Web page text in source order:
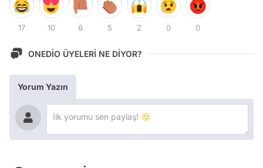
17 10 6 5 2 0 0
ONEDİO ÜYELERİ NE DİYOR?
Yorum Yazın